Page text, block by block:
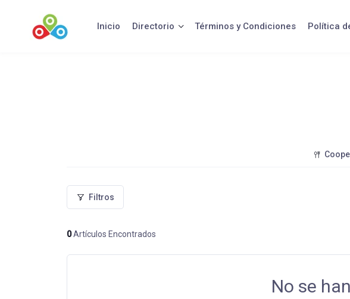
contenido
Inicio Directorio Términos y Condiciones Política
Filtros
0Artículos Encontrados
No se